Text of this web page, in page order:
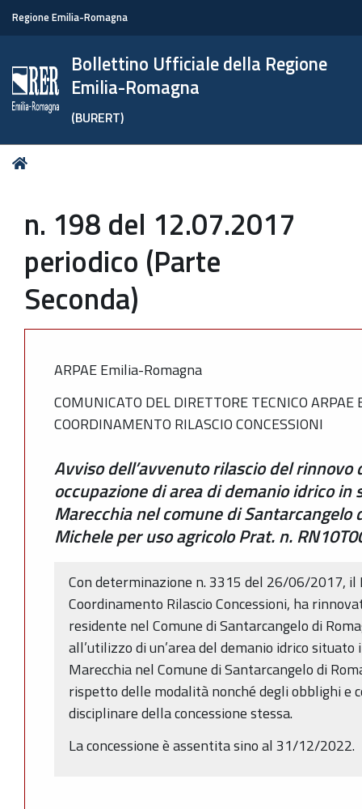
Regione Emilia-Romagna
Bollettino Ufficiale della Regione
Emilia-Romagna
(BURERT)
Tu
n. 198 del 12.07.2017
periodico (Parte
Seconda)
ARPAE Emilia-Romagna
COMUNICATO DEL DIRETTORE TECNICO
COORDINAMENTO RILASCIO CONCESSIONI
Avviso dell’avvenuto rilascio del rinnovo
occupazione di area di demanio idrico
Marecchia nel comune di Santarcangelo
Michele per uso agricolo Prat. n.
Con determinazione n. 3315 del 26/06/2017, il
Coordinamento Rilascio Concessioni, ha
residente nel Comune di Santarcangelo di
all’utilizzo di un’area del demanio idrico
Marecchia nel Comune di Santarcangelo di
rispetto delle modalità nonché degli obblighi e
disciplinare della concessione stessa.
La concessione è assentita sino al 31/12/2022.